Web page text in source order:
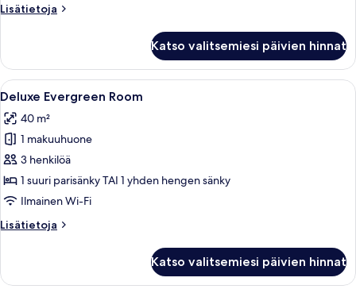
Lisätietoja
Lisätietoja
with
Sea
View
Katso valitsemiesi päivien hinnat
Avaa
kaikki
huonetyypin
Deluxe
Evergreen
Room
kuvat
Tilava makuuhuone, jossa on suuri
8
Deluxe Evergreen Room
40 m²
1 makuuhuone
3 henkilöä
1 suuri parisänky TAI 1 yhden hengen sänky
Ilmainen Wi-Fi
Lisätietoja
Lisätietoja
Room
Katso valitsemiesi päivien hinnat